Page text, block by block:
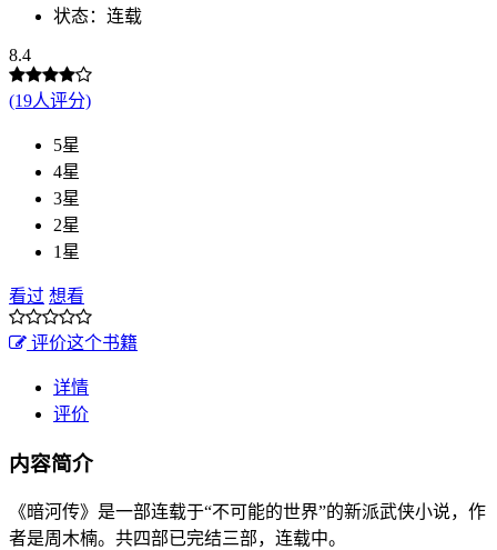
状态：连载
8.4
(19人评分)
5星
4星
3星
2星
1星
看过 想看
评价这个书籍
详情
评价
内容简介
《暗河传》是一部连载于“不可能的世界”的新派武侠小说，作
者是周木楠。共四部已完结三部，连载中。